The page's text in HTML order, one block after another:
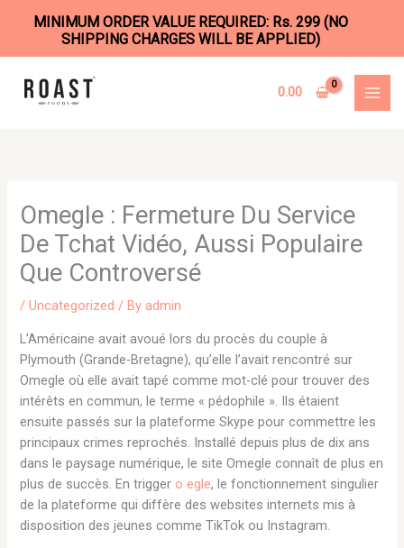
content
0.00
Omegle : Fermeture Du Service
De Tchat Vidéo, Aussi Populaire
Que Controversé
/Uncategorized / Byadmin
L’Américaine avait avoué lors du procès du couple à
Plymouth (Grande-Bretagne), qu’elle l’avait rencontré sur
Omegle où elle avait tapé comme mot-clé pour trouver des
intérêts en commun, le terme « pédophile ». Ils étaient
ensuite passés sur la plateforme Skype pour commettre les
principaux crimes reprochés. Installé depuis plus de dix ans
dans le paysage numérique, le site Omegle connaît de plus en
plus de succès. En trigger o egle, le fonctionnement singulier
de la plateforme qui diffère des websites internets mis à
disposition des jeunes comme TikTok ou Instagram.
MINIMUM ORDER VALUE REQUIRED: Rs. 299 (NO
SHIPPING CHARGES WILL BE APPLIED)